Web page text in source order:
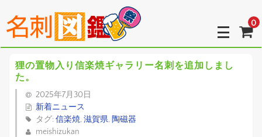
0
狸の置物入り信楽焼ギャラリー名刺を追加しまし
た。
2025年7月30日
新着ニュース
タグ:信楽焼,滋賀県, 陶磁器
meishizukan